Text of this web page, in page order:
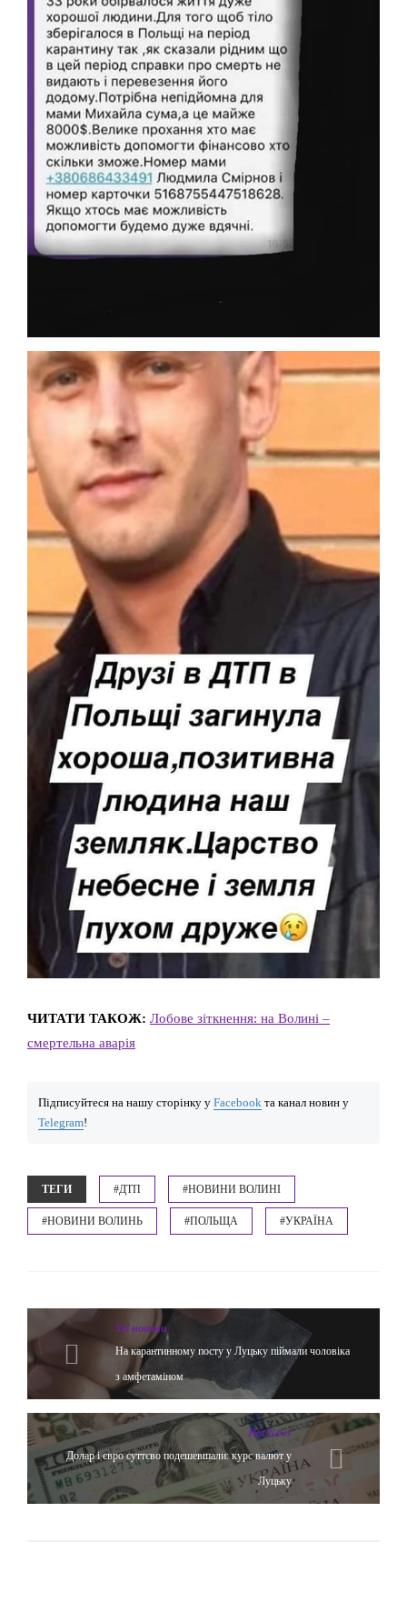
ЧИТАТИ ТАКОЖ: Лобове зіткнення: на Волині –
смертельна аварія
Підписуйтеся на нашу сторінку у Facebook та канал новин у
Telegram!
ТЕГИ #ДТП #НОВИНИ ВОЛИНІ
#НОВИНИ ВОЛИНЬ #ПОЛЬЩА #УКРАЇНА
Yсі новини
На карантинному посту у Луцьку піймали чоловіка
з амфетаміном
Hot News
Долар і євро суттєво подешевшали: курс валют у
Луцьку